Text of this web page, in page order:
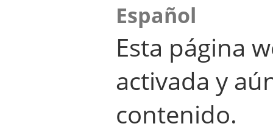
Español
Esta página
activada y
contenido.